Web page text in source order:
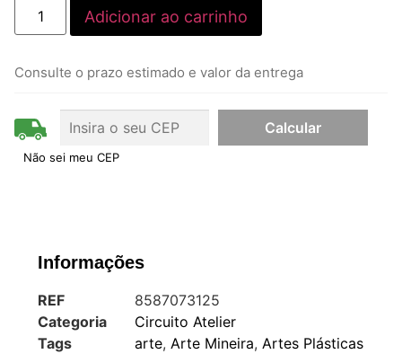
Adicionar ao carrinho
Consulte o prazo estimado e valor da entrega
Não sei meu CEP
Informações
REF
8587073125
Categoria
Circuito Atelier
Tags
arte, Arte Mineira, Artes Plásticas